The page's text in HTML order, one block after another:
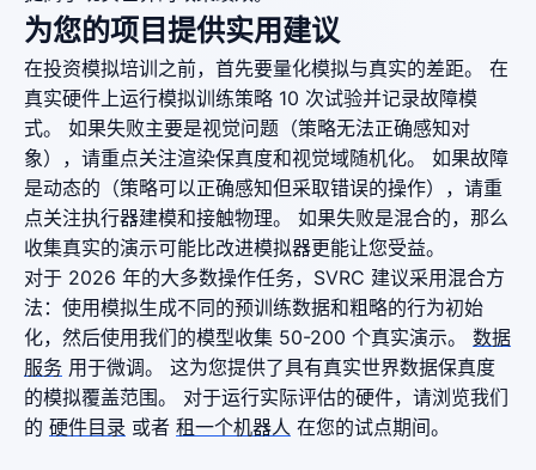
为您的项目提供实用建议
在投资模拟培训之前，首先要量化模拟与真实的差距。 在
真实硬件上运行模拟训练策略 10 次试验并记录故障模
式。 如果失败主要是视觉问题（策略无法正确感知对
象），请重点关注渲染保真度和视觉域随机化。 如果故障
是动态的（策略可以正确感知但采取错误的操作），请重
点关注执行器建模和接触物理。 如果失败是混合的，那么
收集真实的演示可能比改进模拟器更能让您受益。
对于 2026 年的大多数操作任务，SVRC 建议采用混合方
法：使用模拟生成不同的预训练数据和粗略的行为初始
化，然后使用我们的模型收集 50-200 个真实演示。 数据
服务 用于微调。 这为您提供了具有真实世界数据保真度
的模拟覆盖范围。 对于运行实际评估的硬件，请浏览我们
的 硬件目录 或者 租一个机器人 在您的试点期间。